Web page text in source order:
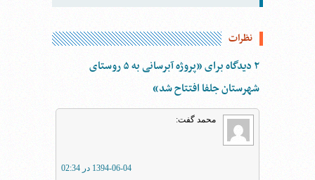
نظرات
۲ دیدگاه برای ”پروژه آبرسانی به ۵ روستای
شهرستان جلفا افتتاح شد“
محمد گفت:
1394-06-04 در 02:34